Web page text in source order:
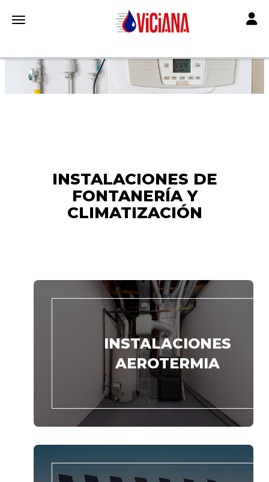
Toggle navigation
INSTALACIONES DE
FONTANERÍA Y
CLIMATIZACIÓN
INSTALACIONES
AEROTERMIA